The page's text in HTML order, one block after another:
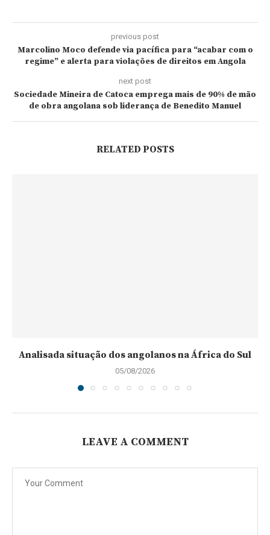
previous post
Marcolino Moco defende via pacífica para “acabar com o
regime” e alerta para violações de direitos em Angola
next post
Sociedade Mineira de Catoca emprega mais de 90% de mão
de obra angolana sob liderança de Benedito Manuel
RELATED POSTS
Analisada situação dos angolanos na África do Sul
05/08/2026
LEAVE A COMMENT